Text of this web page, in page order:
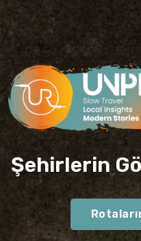
Şehirlerin